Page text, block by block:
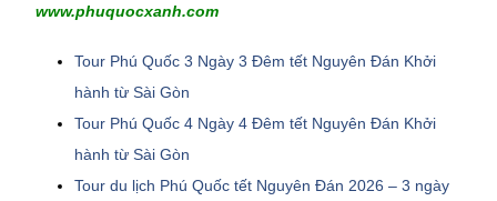
www.phuquocxanh.com
Tour Phú Quốc 3 Ngày 3 Đêm tết Nguyên Đán Khởi
hành từ Sài Gòn
Tour Phú Quốc 4 Ngày 4 Đêm tết Nguyên Đán Khởi
hành từ Sài Gòn
Tour du lịch Phú Quốc tết Nguyên Đán 2026 – 3 ngày